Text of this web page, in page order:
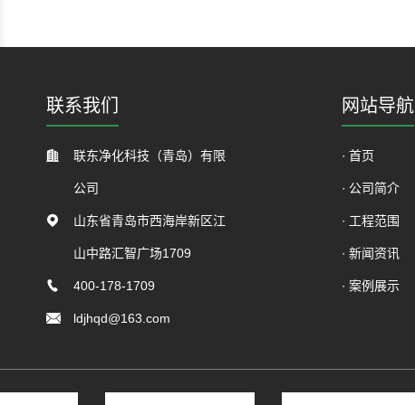
联系我们
联东净化科技（青岛）有限
公司
山东省青岛市西海岸新区江
山中路汇智广场1709
400-178-1709
ldjhqd@163.com
网站导航
首页
公司简介
工程范围
新闻资讯
案例展示